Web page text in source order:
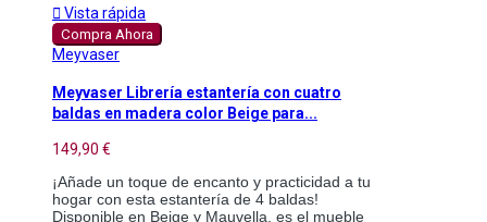
 Vista rápida
Compra Ahora
Meyvaser
Meyvaser Librería estantería con cuatro
baldas en madera color Beige para...
149,90 €
¡Añade un toque de encanto y practicidad a tu
hogar con esta estantería de 4 baldas!
Disponible en Beige y Mauvella, es el mueble